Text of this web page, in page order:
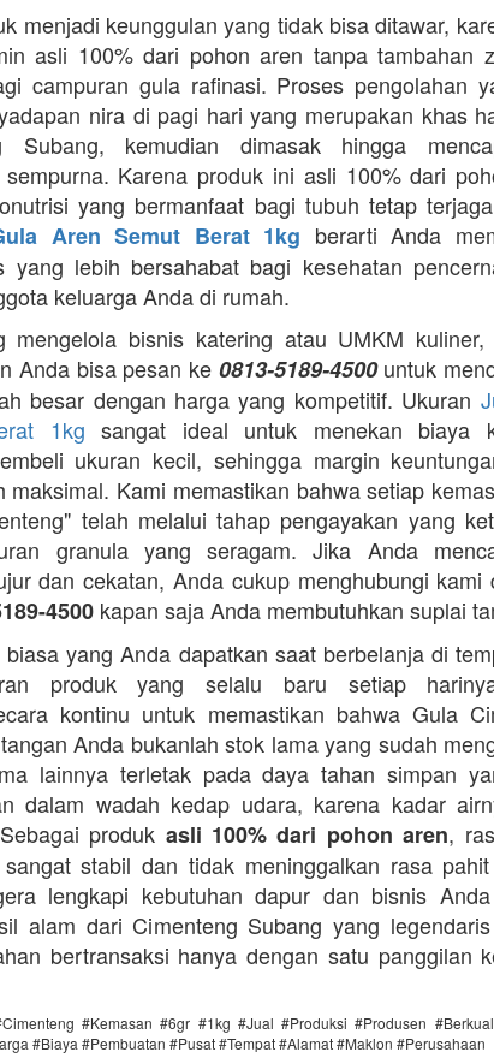
menjadi keunggulan yang tidak bisa ditawar,
asli 100% dari pohon aren tanpa tambahan
campuran gula rafinasi. Proses pengolahan
nira di pagi hari yang merupakan khas
Subang, kemudian dimasak hingga
Karena produk ini asli 100% dari
yang bermanfaat bagi tubuh tetap
Aren Semut Berat 1kg berarti Anda
yang lebih bersahabat bagi kesehatan
keluarga Anda di rumah.
mengelola bisnis katering atau UMKM kuliner,
Anda bisa pesan ke 0813-5189-4500untuk
besar dengan harga yang kompetitif. Ukuran
1kg sangat ideal untuk menekan biaya
ukuran kecil, sehingga margin
maksimal. Kami memastikan bahwa setiap
telah melalui tahap pengayakan yang
granula yang seragam. Jika Anda
dan cekatan, Anda cukup menghubungi kami
4500 kapan saja Anda membutuhkan suplai
biasa yang Anda dapatkan saat berbelanja di
produk yang selalu baru setiap
kontinu untuk memastikan bahwa Gula
Anda bukanlah stok lama yang sudah
lainnya terletak pada daya tahan simpan
dalam wadah kedap udara, karena kadar
produk asli 100% dari pohon aren,
stabil dan tidak meninggalkan rasa
lengkapi kebutuhan dapur dan bisnis
alam dari Cimenteng Subang yang
bertransaksi hanya dengan satu panggilan
#Kemasan #6gr #1kg #Jual #Produksi #Produsen
#Biaya #Pembuatan #Pusat #Tempat #Alamat #Maklon #Perusahaan